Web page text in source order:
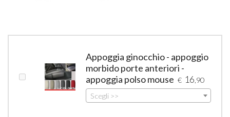
Appoggia ginocchio - appoggio
morbido porte anteriori -
appoggia polso mouse € 16 ,90
Scegli >>